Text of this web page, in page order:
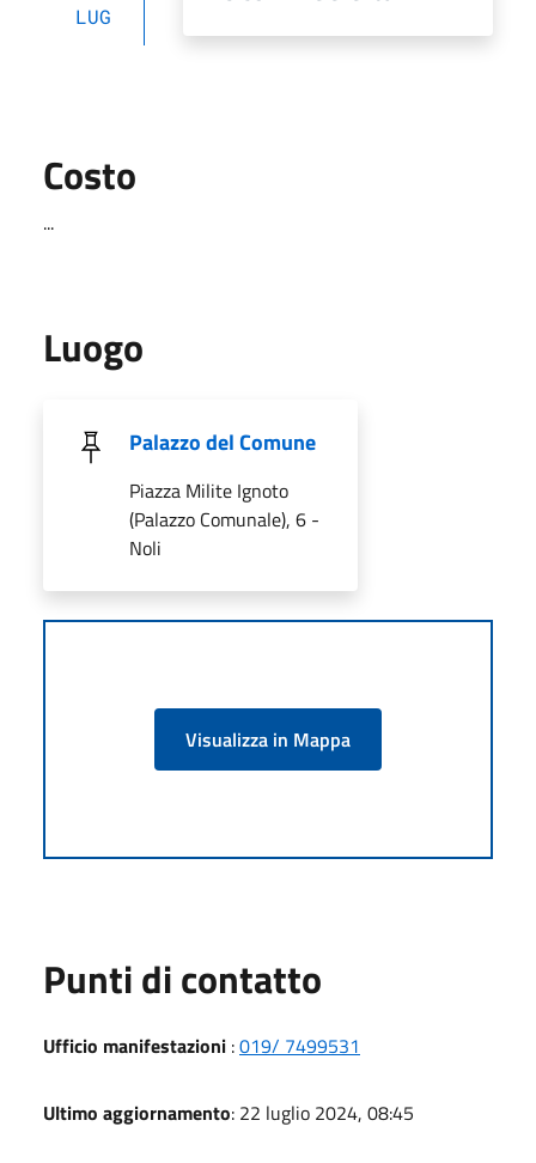
LUG
Costo
...
Luogo
Palazzo del Comune
Piazza Milite Ignoto
(Palazzo Comunale), 6 -
Noli
Visualizza in Mappa
Punti di contatto
Ufficio manifestazioni :019/ 7499531
Ultimo aggiornamento: 22 luglio 2024, 08:45